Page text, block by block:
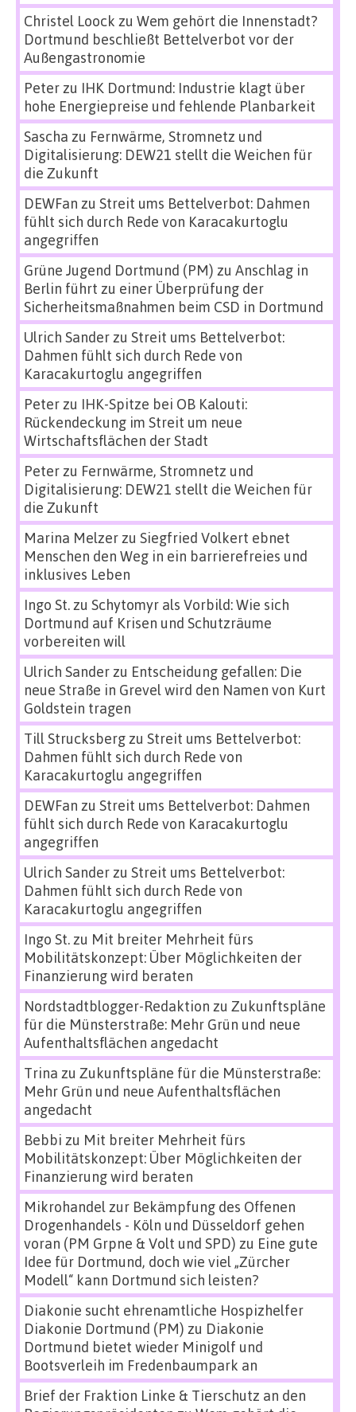
Christel Loock zu Wem gehört die Innenstadt?
Dortmund beschließt Bettelverbot vor der
Außengastronomie
Peterzu IHK Dortmund: Industrie klagt über
hohe Energiepreise und fehlende Planbarkeit
Sascha zu Fernwärme, Stromnetz und
Digitalisierung: DEW21 stellt die Weichen für
die Zukunft
DEWFan zu Streit ums Bettelverbot: Dahmen
fühlt sich durch Rede von Karacakurtoglu
angegriffen
Grüne Jugend Dortmund (PM) zu Anschlag in
Berlin führt zu einer Überprüfung der
Sicherheitsmaßnahmen beim CSD in Dortmund
Ulrich Sanderzu Streit ums Bettelverbot:
Dahmen fühlt sich durch Rede von
Karacakurtoglu angegriffen
Peterzu IHK-Spitze bei OB Kalouti:
Rückendeckung im Streit um neue
Wirtschaftsflächen der Stadt
Peterzu Fernwärme, Stromnetz und
Digitalisierung: DEW21 stellt die Weichen für
die Zukunft
Marina Melzerzu Siegfried Volkert ebnet
Menschen den Weg in ein barrierefreies und
inklusives Leben
Ingo St.zu Schytomyr als Vorbild: Wie sich
Dortmund auf Krisen und Schutzräume
vorbereiten will
Ulrich Sanderzu Entscheidung gefallen: Die
neue Straße in Grevel wird den Namen von Kurt
Goldstein tragen
Till Strucksbergzu Streit ums Bettelverbot:
Dahmen fühlt sich durch Rede von
Karacakurtoglu angegriffen
DEWFan zu Streit ums Bettelverbot: Dahmen
fühlt sich durch Rede von Karacakurtoglu
angegriffen
Ulrich Sanderzu Streit ums Bettelverbot:
Dahmen fühlt sich durch Rede von
Karacakurtoglu angegriffen
Ingo St.zu Mit breiter Mehrheit fürs
Mobilitätskonzept: Über Möglichkeiten der
Finanzierung wird beraten
Nordstadtblogger-Redaktion zu Zukunftspläne
für die Münsterstraße: Mehr Grün und neue
Aufenthaltsflächen angedacht
Trina zu Zukunftspläne für die Münsterstraße:
Mehr Grün und neue Aufenthaltsflächen
angedacht
Bebbi zu Mit breiter Mehrheit fürs
Mobilitätskonzept: Über Möglichkeiten der
Finanzierung wird beraten
Mikrohandel zur Bekämpfung des Offenen
Drogenhandels - Köln und Düsseldorf gehen
voran (PM Grpne & Volt und SPD) zu Eine gute
Idee für Dortmund, doch wie viel „Zürcher
Modell“ kann Dortmund sich leisten?
Diakonie sucht ehrenamtliche Hospizhelfer
Diakonie Dortmund (PM) zu Diakonie
Dortmund bietet wieder Minigolf und
Bootsverleih im Fredenbaumpark an
Brief der Fraktion Linke & Tierschutz an den